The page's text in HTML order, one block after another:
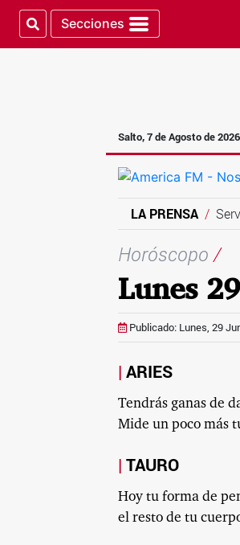
Secciones
Salto, 7 de Agosto de 2026
LA PRENSA
Horóscopo/
Lunes
Publicado: Lunes, 29
ARIES
Tendrás ganas de
Mide un poco más
TAURO
Hoy tu forma de
el resto de tu